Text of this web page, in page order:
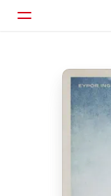
Home
Search